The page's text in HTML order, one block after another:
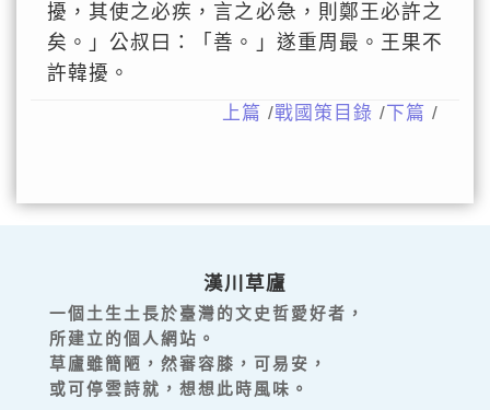
擾，其使之必疾，言之必急，則鄭王必許之
矣。」公叔曰：「善。」遂重周最。王果不
許韓擾。
上篇 /戰國策目錄 /下篇 /
漢川草廬
一個土生土長於臺灣的文史哲愛好者，
所建立的個人網站。
草廬雖簡陋，然審容膝，可易安，
或可停雲詩就，想想此時風味。